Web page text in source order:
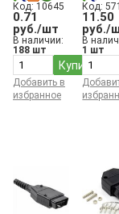
Код: 10645
0.71
руб./шт
В наличии:
188 шт
Купить
Добавить в
избранное
Код:
11.50
руб./
В
1 шт